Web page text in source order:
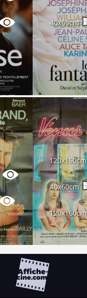
40x60cm
120x160cm
40x60cm
120x160cm